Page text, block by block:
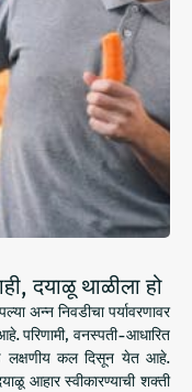
दयाळू थाळीला हो
अन्न निवडीचा पर्यावरणावर
परिणामी, वनस्पती-आधारित
लक्षणीय कल दिसून येत आहे.
आहार स्वीकारण्याची शक्ती